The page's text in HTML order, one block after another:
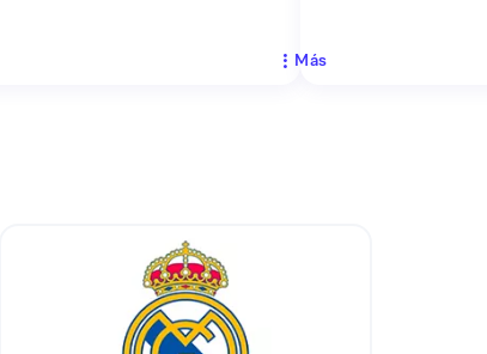
Más